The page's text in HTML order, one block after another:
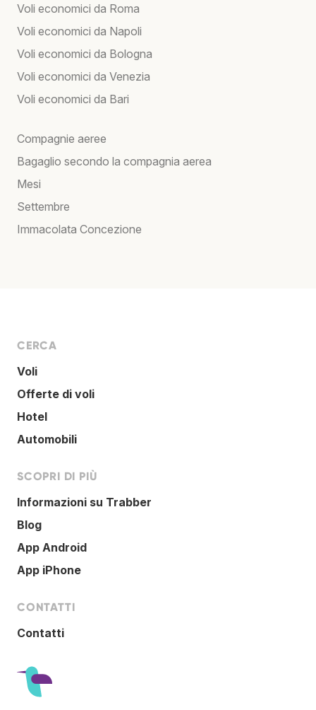
Voli economici da Roma
Voli economici da Napoli
Voli economici da Bologna
Voli economici da Venezia
Voli economici da Bari
Compagnie aeree
Bagaglio secondo la compagnia aerea
Mesi
Settembre
Immacolata Concezione
CERCA
Voli
Offerte di voli
Hotel
Automobili
SCOPRI DI PIÙ
Informazioni su Trabber
Blog
App Android
App iPhone
CONTATTI
Contatti